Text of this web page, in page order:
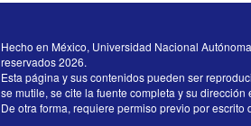
Hecho en México, Universidad Nacional
reservados 2026.
Esta página y sus contenidos pueden ser
se mutile, se cite la fuente completa y su dirección
De otra forma, requiere permiso previo por escrito